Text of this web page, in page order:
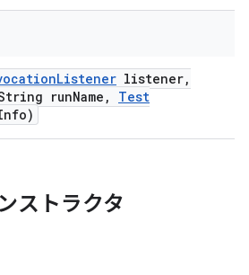
Listener listener,
runName ,
Test
ストラクタ